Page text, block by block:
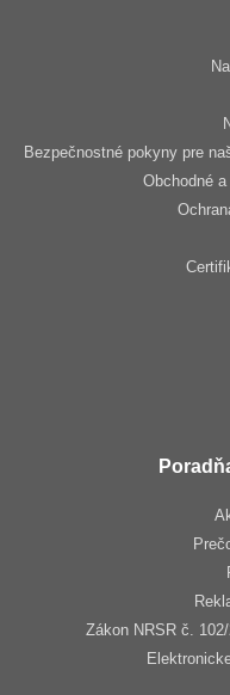
Bezpečnostné pokyny pre
Obchodné
Zákon NRSR č.